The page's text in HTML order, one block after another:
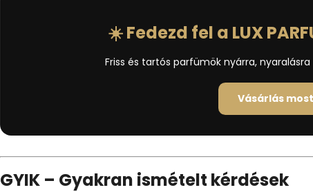
☀️ Fedezd fel a LUX
Friss és tartós parfümök nyárra,
Vásárlás most
GYIK – Gyakran ismételt kérdések